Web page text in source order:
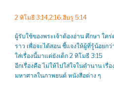
2 ทิโมธี 3:14,2:16,ฮีบรู 5:14
ผู้รับใช้ของพระเจ้าต้องอ่าน ศึกษา ใค
ราว เพื่อจะได้สอน ชี้แจงให้ผู้ที่รู้น้อยกว่
ใส่เรื่องนี้มาแต่ยังเด็ก 2 ทิโมธี 3:15
อีกเรื่องคือ ไม่ให้ไปใส่ใจในตำนาน เ
มหาศาลในภาพยนต์ หนังสือต่าง ๆ